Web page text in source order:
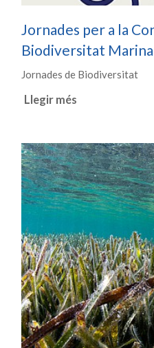
Jornades per a la
Biodiversitat
Jornades de Biodiversitat
Llegir més